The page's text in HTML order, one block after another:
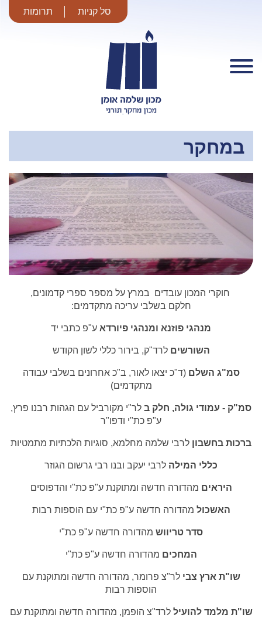
סל קניות תרומות
במחקר
חוקרי המכון עובדים במרץ על מספר ספרי קדמונים,
חלקם בשלבי עריכה מתקדמים:
מנהגי פוזנא ומנהגי פיורדא ע"פ כתבי יד
השורשיםלרד"ק, בירור כללי לשון הקודש
סמ"ג השלם(ד"כ יצאו לאור, ב"כ אחרונים בשלבי עבודה
מתקדמים)
סמ"ק - עמודי גולה, חלק ב לר"י מקורביל עם הגהות רבנו פרץ,
ע"פ כת"י ודפו"ר
ברכות בחשבון לרבי שלמה מחלמא, סוגיות הלכתיות מתמטיות
כללי המילה לרבי יעקב ובנו רבי גרשום הגוזר
היראים מהדורה חדשה ומתוקנת ע"פ כת"י והדפוסים
האשכול מהדורה חדשה ע"פ כת"י עם הוספות רבות
סדר טריווש מהדורה חדשה ע"פ כת"י
המחכים מהדורה חדשה ע"פ כת"י
שו"ת ארץ צבילר"צ פרומר, מהדורה חדשה ומתוקנת עם
הוספות רבות
שו"ת מלמד להועיללרד"צ הופמן, מהדורה חדשה ומתוקנת עם